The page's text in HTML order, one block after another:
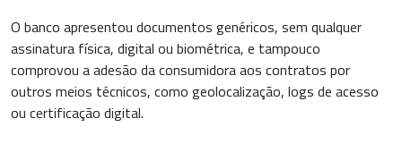
O banco apresentou documentos genéricos, sem qualquer
assinatura física, digital ou biométrica, e tampouco
comprovou a adesão da consumidora aos contratos por
outros meios técnicos, como geolocalização, logs de acesso
ou certificação digital.